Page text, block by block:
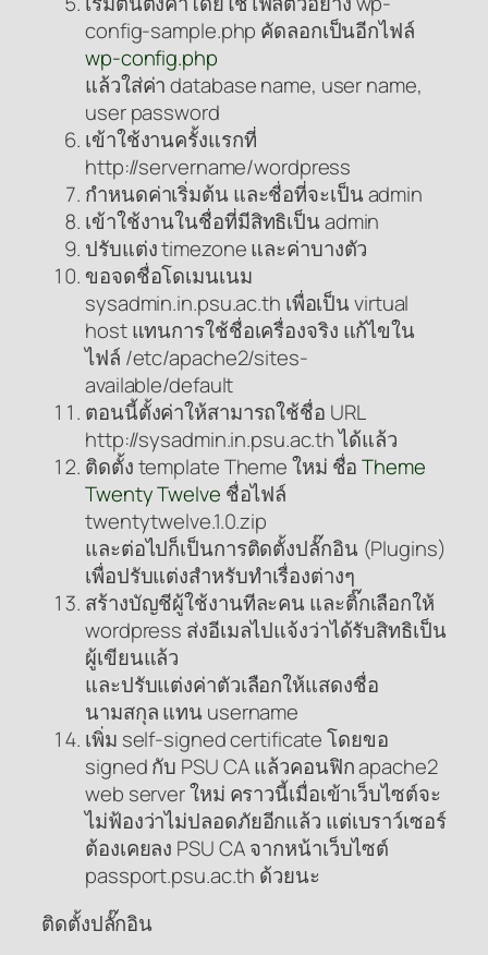
config-sample.php คัดลอกเป็นอีกไฟล์
wp-config.php
แล้วใส่ค่า database name, user name,
user password
เข้าใช้งานครั้งแรกที่
http://servername/wordpress
กำหนดค่าเริ่มต้น และชื่อที่จะเป็น admin
เข้าใช้งานในชื่อที่มีสิทธิเป็น admin
ปรับแต่ง timezone และค่าบางตัว
ขอจดชื่อโดเมนเนม
sysadmin.in.psu.ac.th เพื่อเป็น virtual
host แทนการใช้ชื่อเครื่องจริง แก้ไขใน
ไฟล์ /etc/apache2/sites-
available/default
ตอนนี้ตั้งค่าให้สามารถใช้ชื่อ URL
http://sysadmin.in.psu.ac.th ได้แล้ว
ติดตั้ง template Theme ใหม่ ชื่อTheme
Twenty Twelve ชื่อไฟล์
twentytwelve.1.0.zip
และต่อไปก็เป็นการติดตั้งปลั๊กอิน (Plugins)
เพื่อปรับแต่งสำหรับทำเรื่องต่างๆ
สร้างบัญชีผู้ใช้งานทีละคน และติ๊กเลือกให้
wordpress ส่งอีเมลไปแจ้งว่าได้รับสิทธิเป็น
ผู้เขียนแล้ว
และปรับแต่งค่าตัวเลือกให้แสดงชื่อ
นามสกุล แทน username
เพิ่ม self-signed certificate โดยขอ
signed กับ PSU CA แล้วคอนฟิก apache2
web server ใหม่ คราวนี้เมื่อเข้าเว็บไซต์จะ
ไม่ฟ้องว่าไม่ปลอดภัยอีกแล้ว แต่เบราว์เซอร์
ต้องเคยลง PSU CA จากหน้าเว็บไซต์
passport.psu.ac.th ด้วยนะ
ติดตั้งปลั๊กอิน